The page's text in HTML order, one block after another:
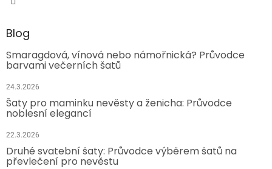
Blog
Smaragdová, vínová nebo námořnická? Průvodce
barvami večerních šatů
24.3.2026
Šaty pro maminku nevěsty a ženicha: Průvodce
noblesní elegancí
22.3.2026
Druhé svatební šaty: Průvodce výběrem šatů na
převlečení pro nevěstu